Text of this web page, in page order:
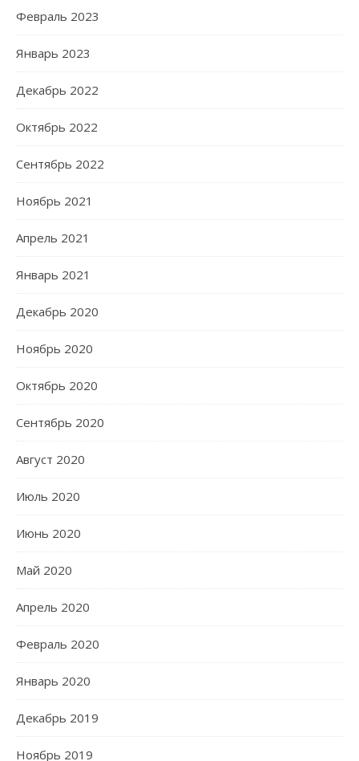
Февраль 2023
Январь 2023
Декабрь 2022
Октябрь 2022
Сентябрь 2022
Ноябрь 2021
Апрель 2021
Январь 2021
Декабрь 2020
Ноябрь 2020
Октябрь 2020
Сентябрь 2020
Август 2020
Июль 2020
Июнь 2020
Май 2020
Апрель 2020
Февраль 2020
Январь 2020
Декабрь 2019
Ноябрь 2019